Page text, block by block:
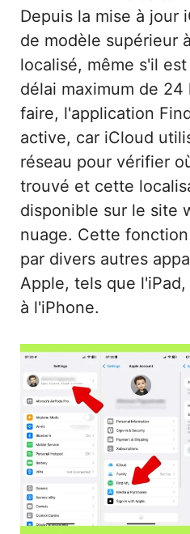
Depuis la mise à jour
de modèle supérieur
localisé, même s'il
délai maximum de 24
faire, l'application
active, car iCloud
réseau pour vérifier
trouvé et cette
disponible sur le site
nuage. Cette
par divers autres
Apple, tels que
à l'iPhone.